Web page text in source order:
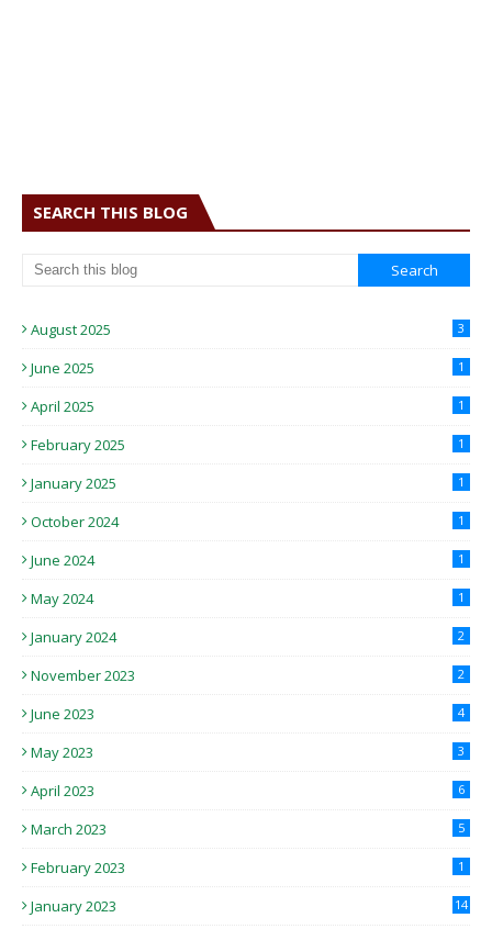
SEARCH THIS BLOG
August 2025 3
June 2025 1
April 2025 1
February 2025 1
January 2025 1
October 2024 1
June 2024 1
May 2024 1
January 2024 2
November 2023 2
June 2023 4
May 2023 3
April 2023 6
March 2023 5
February 2023 1
January 2023 14